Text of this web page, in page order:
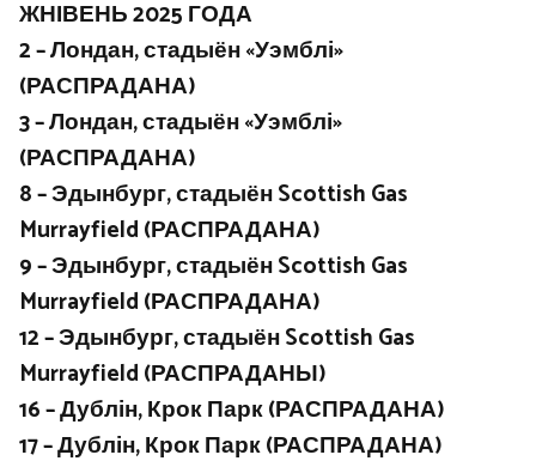
ЖНІВЕНЬ 2025 ГОДА
2 – Лондан, стадыён «Уэмблі»
(РАСПРАДАНА)
3 – Лондан, стадыён «Уэмблі»
(РАСПРАДАНА)
8 – Эдынбург, стадыён Scottish Gas
Murrayfield (РАСПРАДАНА)
9 – Эдынбург, стадыён Scottish Gas
Murrayfield (РАСПРАДАНА)
12 – Эдынбург, стадыён Scottish Gas
Murrayfield (РАСПРАДАНЫ)
16 – Дублін, Крок Парк (РАСПРАДАНА)
17 – Дублін, Крок Парк (РАСПРАДАНА)